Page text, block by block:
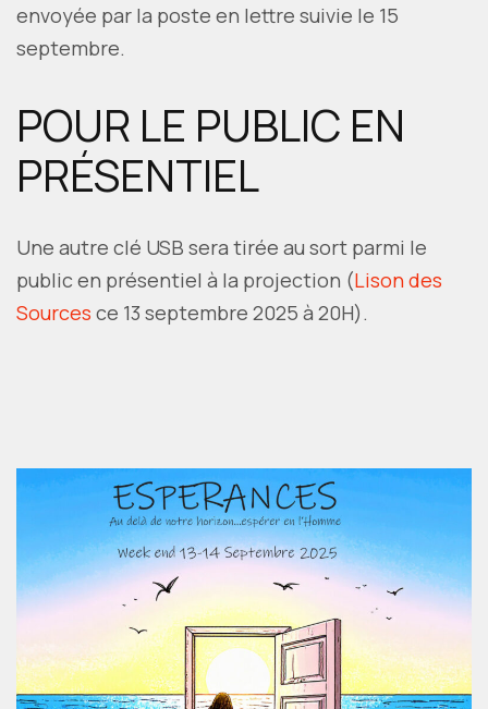
envoyée par la poste en lettre suivie le 15
septembre.
POUR LE PUBLIC EN
PRÉSENTIEL
Une autre clé USB sera tirée au sort parmi le
public en présentiel à la projection (Lison des
Sources ce 13 septembre 2025 à 20H).